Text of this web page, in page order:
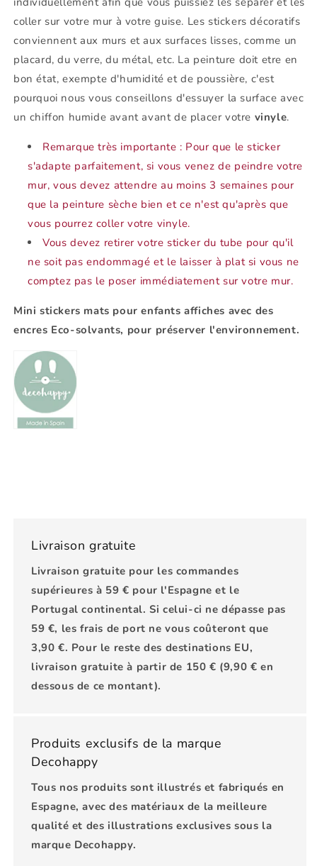
coller sur votre mur à votre guise. Les stickers décoratifs
conviennent aux murs et aux surfaces lisses, comme un
placard, du verre, du métal, etc. La peinture doit etre en
bon état, exempte d'humidité et de poussière, c'est
pourquoi nous vous conseillons d'essuyer la surface avec
un chiffon humide avant avant de placer votre vinyle.
Remarque très importante : Pour que le sticker
s'adapte parfaitement, si vous venez de peindre votre
mur, vous devez attendre au moins 3 semaines pour
que la peinture sèche bien et ce n'est qu'après que
vous pourrez coller votre vinyle.
Vous devez retirer votre sticker du tube pour qu'il
ne soit pas endommagé et le laisser à plat si vous ne
comptez pas le poser immédiatement sur votre mur.
Mini stickers mats pour enfants affiches avec des
encres Eco-solvants, pour préserver l'environnement.
Livraison gratuite
Livraison gratuite pour les commandes
supérieures à 59 € pour l'Espagne et le
Portugal continental. Si celui-ci ne dépasse pas
59 €, les frais de port ne vous coûteront que
3,90 €. Pour le reste des destinations EU,
livraison gratuite à partir de 150 € (9,90 € en
dessous de ce montant).
Produits exclusifs de la marque
Decohappy
Tous nos produits sont illustrés et fabriqués en
Espagne, avec des matériaux de la meilleure
qualité et des illustrations exclusives sous la
marque Decohappy.